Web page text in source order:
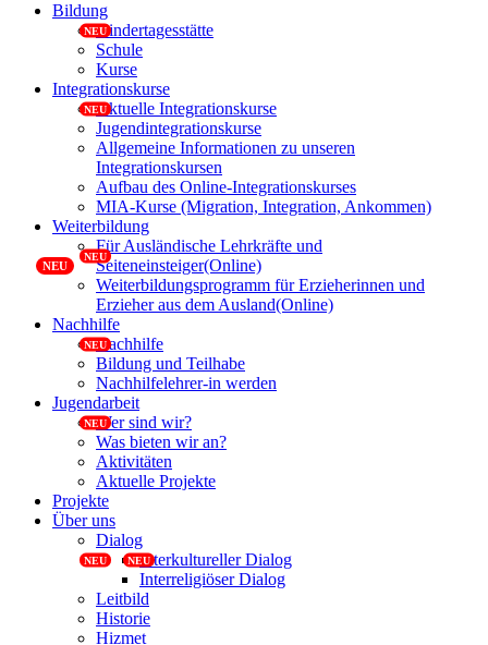
Bildung
Kindertagesstätte
Schule
Kurse
Integrationskurse
Aktuelle Integrationskurse
Jugendintegrationskurse
Allgemeine Informationen zu unseren
Integrationskursen
Aufbau des Online-Integrationskurses
MIA-Kurse (Migration, Integration, Ankommen)
Weiterbildung
Für Ausländische Lehrkräfte und
Seiteneinsteiger(Online)
Weiterbildungsprogramm für Erzieherinnen und
Erzieher aus dem Ausland(Online)
Nachhilfe
Nachhilfe
Bildung und Teilhabe
Nachhilfelehrer-in werden
Jugendarbeit
Wer sind wir?
Was bieten wir an?
Aktivitäten
Aktuelle Projekte
Projekte
Über uns
Dialog
Interkultureller Dialog
Interreligiöser Dialog
Leitbild
Historie
Hizmet